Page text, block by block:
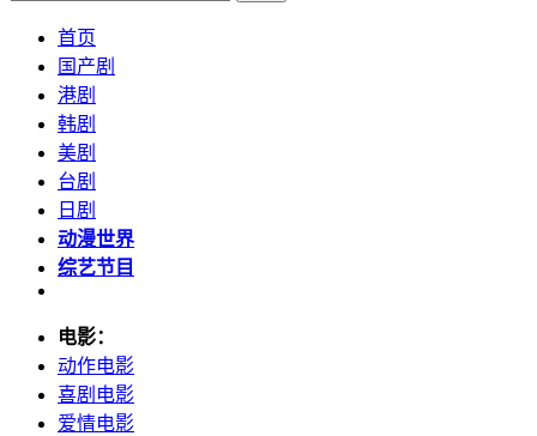
首页
国产剧
港剧
韩剧
美剧
台剧
日剧
动漫世界
综艺节目
电影：
动作电影
喜剧电影
爱情电影